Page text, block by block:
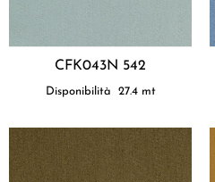
CFK043N 542
Disponibilità 27.4 mt